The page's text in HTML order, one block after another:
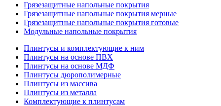
Грязезащитные напольные покрытия
Грязезащитные напольные покрытия мерные
Грязезащитные напольные покрытия готовые
Модульные напольные покрытия
Плинтусы и комплектующие к ним
Плинтусы на основе ПВХ
Плинтусы на основе МДФ
Плинтусы дюрополимерные
Плинтусы из массива
Плинтусы из металла
Комплектующие к плинтусам